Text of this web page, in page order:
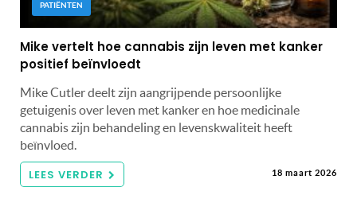
PATIËNTEN
Mike vertelt hoe cannabis zijn leven met kanker
positief beïnvloedt
Mike Cutler deelt zijn aangrijpende persoonlijke
getuigenis over leven met kanker en hoe medicinale
cannabis zijn behandeling en levenskwaliteit heeft
beïnvloed.
LEES VERDER 18 maart 2026